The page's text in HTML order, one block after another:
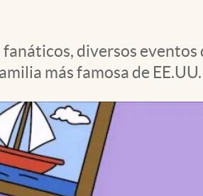
diversos
más famosa de EE.UU.